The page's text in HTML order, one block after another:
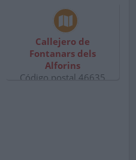
Callejero de
Fontanars dels
Alforins
Código postal 46635